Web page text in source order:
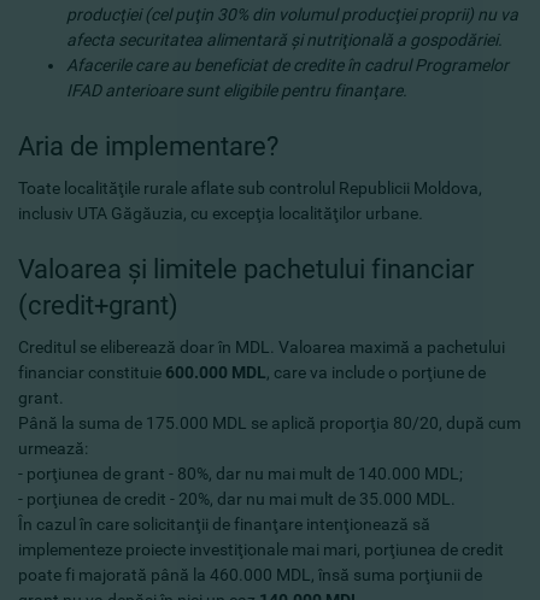
producţiei (cel puţin 30% din volumul producţiei proprii) nu va
afecta securitatea alimentară şi nutriţională a gospodăriei.
Afacerile care au beneficiat de credite în cadrul Programelor
IFAD anterioare sunt eligibile pentru finanţare.
Aria de implementare?
Toate localităţile rurale aflate sub controlul Republicii Moldova,
inclusiv UTA Găgăuzia, cu excepţia localităţilor urbane
Valoarea şi limitele pachetului financiar
(credit+grant)
Creditul se eliberează doar în MDL. Valoarea maximă a pachetului
financiar constituie 600.000 MDL , care va include o porţiune de
grant.
Până la suma de 175.000 MDL se aplică proporţia 80/20, după cum
urmează:
- porţiunea de grant - 80%, dar nu mai mult de 140.000 MDL;
- porţiunea de credit - 20%, dar nu mai mult de 35.000 MDL.
În cazul în care solicitanţii de finanţare intenţionează să
implementeze proiecte investiţionale mai mari, porţiunea de credit
poate fi majorată până la 460.000 MDL, însă suma porţiunii de